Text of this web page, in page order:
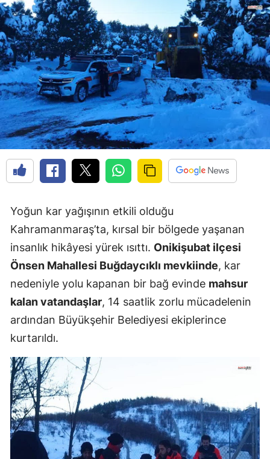
Yoğun kar yağışının etkili olduğu
Kahramanmaraş’ta, kırsal bir bölgede yaşanan
insanlık hikâyesi yürek ısıttı. Onikişubat ilçesi
Önsen Mahallesi Buğdaycıklı mevkiinde, kar
nedeniyle yolu kapanan bir bağ evinde mahsur
kalan vatandaşlar, 14 saatlik zorlu mücadelenin
ardından Büyükşehir Belediyesi ekiplerince
kurtarıldı.